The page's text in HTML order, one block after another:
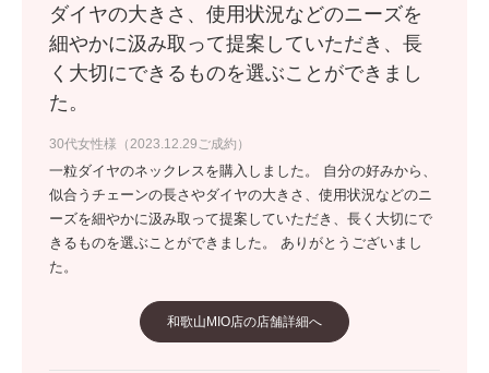
ダイヤの大きさ、使用状況などのニーズを
細やかに汲み取って提案していただき、長
く大切にできるものを選ぶことができまし
た。
30代女性様（2023.12.29ご成約）
一粒ダイヤのネックレスを購入しました。 自分の好みから、
似合うチェーンの長さやダイヤの大きさ、使用状況などのニ
ーズを細やかに汲み取って提案していただき、長く大切にで
きるものを選ぶことができました。 ありがとうございまし
た。
和歌山MIO店の店舗詳細へ